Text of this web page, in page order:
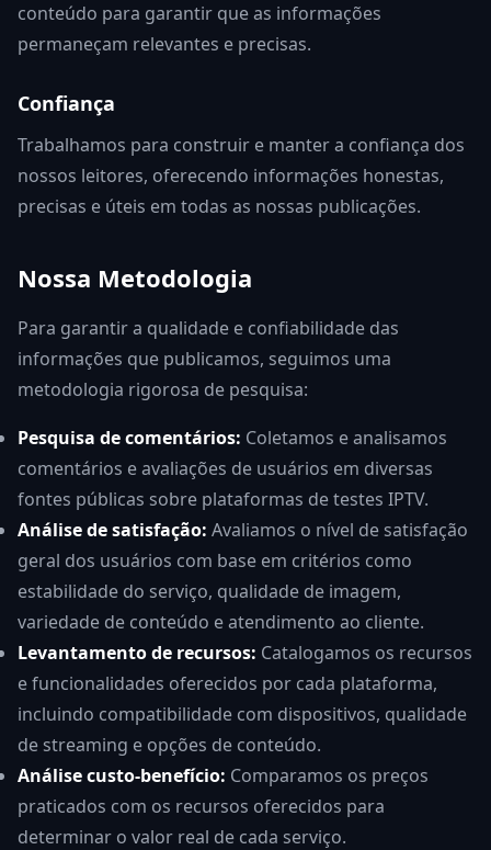
conteúdo para garantir que as informações
permaneçam relevantes e precisas.
Confiança
Trabalhamos para construir e manter a confiança dos
nossos leitores, oferecendo informações honestas,
precisas e úteis em todas as nossas publicações.
Nossa Metodologia
Para garantir a qualidade e confiabilidade das
informações que publicamos, seguimos uma
metodologia rigorosa de pesquisa:
Pesquisa de comentários: Coletamos e analisamos
comentários e avaliações de usuários em diversas
fontes públicas sobre plataformas de testes IPTV.
Análise de satisfação: Avaliamos o nível de satisfação
geral dos usuários com base em critérios como
estabilidade do serviço, qualidade de imagem,
variedade de conteúdo e atendimento ao cliente.
Levantamento de recursos: Catalogamos os recursos
e funcionalidades oferecidos por cada plataforma,
incluindo compatibilidade com dispositivos, qualidade
de streaming e opções de conteúdo.
Análise custo-benefício: Comparamos os preços
praticados com os recursos oferecidos para
determinar o valor real de cada serviço.